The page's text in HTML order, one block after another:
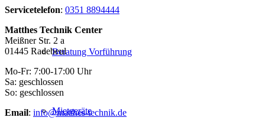
Beratung Vorführung
Mietgeräte
Servicetelefon: 0351 8894444
Matthes Technik Center
Meißner Str. 2 a
01445 Radebeul
Mo-Fr: 7:00-17:00 Uhr
Sa: geschlossen
So: geschlossen
Email: info@matthes-technik.de